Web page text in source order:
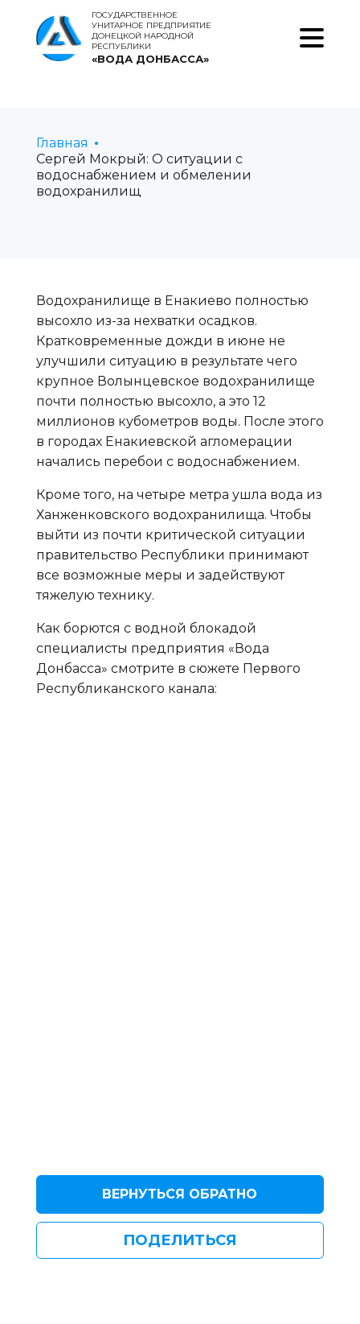
ГОСУДАРСТВЕННОЕ
УНИТАРНОЕ ПРЕДПРИЯТИЕ
ДОНЕЦКОЙ НАРОДНОЙ
РЕСПУБЛИКИ
«ВОДА ДОНБАССА»
Главная
Сергей Мокрый: О ситуации с
водоснабжением и обмелении
водохранилищ
Водохранилище в Енакиево полностью
высохло из-за нехватки осадков.
Кратковременные дожди в июне не
улучшили ситуацию в результате чего
крупное Волынцевское водохранилище
почти полностью высохло, а это 12
миллионов кубометров воды. После этого
в городах Енакиевской агломерации
начались перебои с водоснабжением.
Кроме того, на четыре метра ушла вода из
Ханженковского водохранилища. Чтобы
выйти из почти критической ситуации
правительство Республики принимают
все возможные меры и задействуют
тяжелую технику.
Как борются с водной блокадой
специалисты предприятия «Вода
Донбасса» смотрите в сюжете Первого
Республиканского канала:
ВЕРНУТЬСЯ ОБРАТНО
ПОДЕЛИТЬСЯ